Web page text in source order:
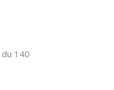
du 140